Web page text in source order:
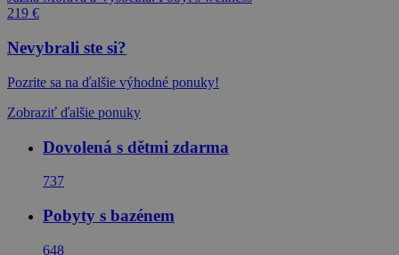
219 €
Nevybrali ste si?
Pozrite sa na ďalšie výhodné ponuky!
Zobraziť ďalšie ponuky
Dovolená s dětmi zdarma
737
Pobyty s bazénem
648